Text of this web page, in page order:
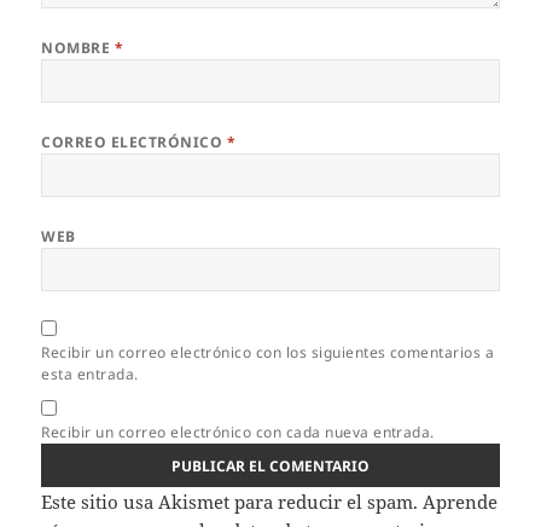
NOMBRE *
CORREO ELECTRÓNICO *
WEB
Recibir un correo electrónico con los siguientes comentarios a
esta entrada.
Recibir un correo electrónico con cada nueva entrada.
Este sitio usa Akismet para reducir el spam.Aprende